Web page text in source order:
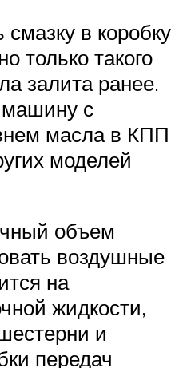
в коробку
только такого
залита ранее.
машину с
масла в КПП
моделей
объем
воздушные
на
жидкости,
и
передач